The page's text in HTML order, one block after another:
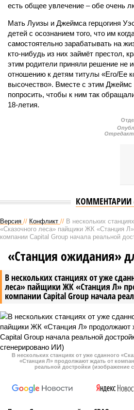
есть общее увлечение – обе очень
Мать Луизы и Джеймса герцогиня
детей с осознанием того, что им
самостоятельно зарабатывать на
кто-нибудь из них займёт престол,
этим родители приняли решение не
отношению к детям титулы «Его/Ее
высочество». Вместе с этим Джеймс
попросить, чтобы к ним так
18-летия.
КОММЕНТАРИИ
Версия // Конфликт // В нескольких
«Сказочного леса» пайщики ЖК «Станция
компании Capital Group начала реальной
В нескольких станциях от уже
леса» пайщики ЖК «Станция Л»
компании Capital Group начала
«Станция ожидания»
В нескольких станциях от уже сданного
«Станция Л» продолжают ждать от
реальной достройки (изображение